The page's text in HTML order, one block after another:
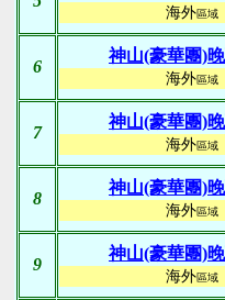
海外區域
6
神山(豪華團)
海外區域
7
神山(豪華團)
海外區域
8
神山(豪華團)
海外區域
9
神山(豪華團)
海外區域